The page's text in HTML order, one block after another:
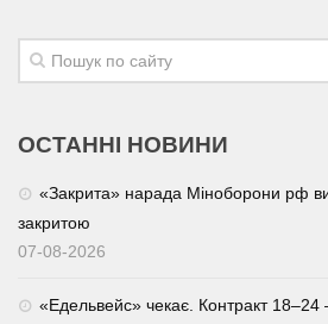
ОСТАННІ НОВИНИ
«Закрита» нарада Міноборони рф
закритою
07-08-2026
«Едельвейс» чекає. Контракт 18–24